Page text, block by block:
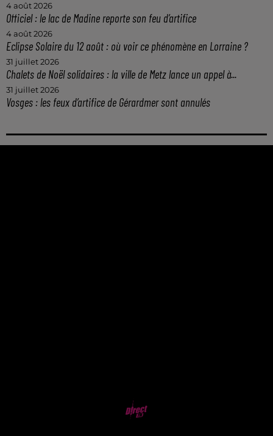
4 août 2026
Officiel : le lac de Madine reporte son feu d’artifice
4 août 2026
Eclipse Solaire du 12 août : où voir ce phénomène en Lorraine ?
31 juillet 2026
Chalets de Noël solidaires : la ville de Metz lance un appel à...
31 juillet 2026
Vosges : les feux d’artifice de Gérardmer sont annulés